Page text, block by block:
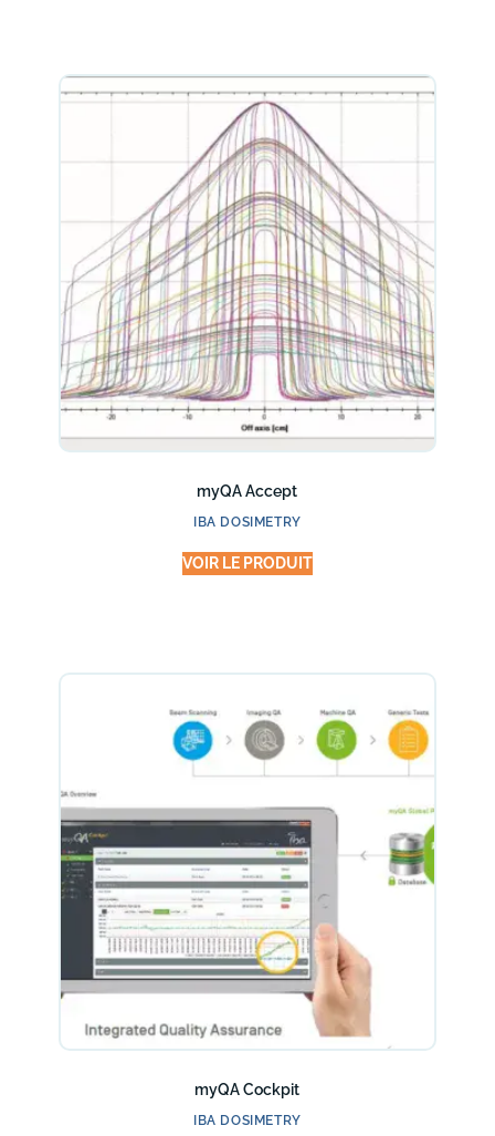
myQA Accept
IBA DOSIMETRY
VOIR LE PRODUIT
myQA Cockpit
IBA DOSIMETRY